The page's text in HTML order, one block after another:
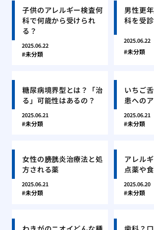
子供のアレルギー検査何
科で何歳から受けられ
る？
2025.06.22
未分類
男性更
科を受
2025.06.22
未分類
糖尿病境界型とは？「治
る」可能性はあるの？
2025.06.21
未分類
いちご
患への
2025.06.21
未分類
女性の膀胱炎治療法と処
方される薬
2025.06.21
未分類
アレル
点薬や
2025.06.20
未分類